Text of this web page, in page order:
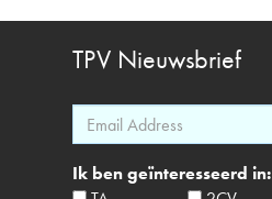
TPV Nieuwsbrief
Ik ben geïnteresseerd in: